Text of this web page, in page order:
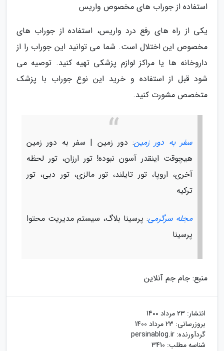
استفاده از جوراب های مخصوص واریس
یکی از راه های رفع درد واریس، استفاده از جوراب های
مخصوص این اختلال است. شما می توانید این جوراب را از
داروخانه ها یا مراکز لوازم پزشکی تهیه کنید. توصیه می
شود قبل از استفاده و خرید این نوع جوراب با پزشک
متخصص مشورت کنید.
سفر به دور زمین: دور زمین | سفر به دور زمین
هیچوقت اینقدر آسون نبوده! تور ارزان، تور لحظه
آخری، اروپا، تور تایلند، تور مالزی، تور دبی، تور
ترکیه
مجله سرگرمی: پرسینا بلاگ، سیستم مدیریت محتوا
پرسینا
منبع: جام جم آنلاین
انتشار: 23 مرداد 1400
بروزرسانی: 23 مرداد 1400
گردآورنده: persinablog.ir
شناسه مطلب: 3410